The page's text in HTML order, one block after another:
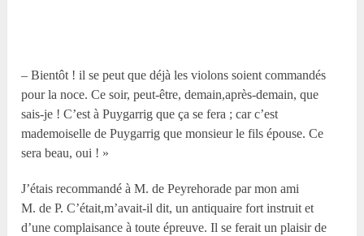
– Bientôt ! il se peut que déjà les violons soient commandés
pour la noce. Ce soir, peut-être, demain,après-demain, que
sais-je ! C’est à Puygarrig que ça se fera ; car c’est
mademoiselle de Puygarrig que monsieur le fils épouse. Ce
sera beau, oui ! »
J’étais recommandé à M. de Peyrehorade par mon ami
M. de P. C’était,m’avait-il dit, un antiquaire fort instruit et
d’une complaisance à toute épreuve. Il se ferait un plaisir de